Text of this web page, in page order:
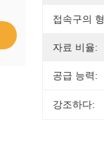
접속구의
자료 비율:
공급 능력:
강조하다: